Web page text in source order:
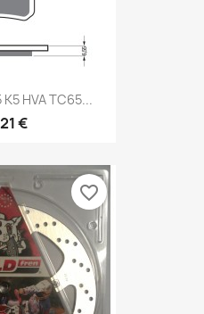
HVA TC65...
€
favorite_border